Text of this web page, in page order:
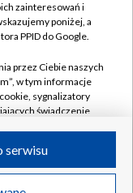
likwidacji
zainteresowań i
poniżej, a
PPID do Google.
przez Ciebie naszych
w tym informacje
sygnalizatory
świadczenie
przez Ciebie
serwisu